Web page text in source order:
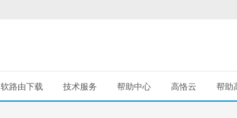
软路由下载 技术服务 帮助中心 高恪云 帮助